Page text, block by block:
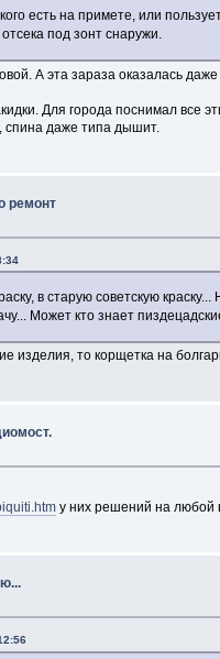
есть на примете, или
под зонт снаружи.
А эта зараза оказалась
Для города поснимал все
даже типа дышит.
ремонт
в старую советскую
Может кто знает
изделия, то корщетка на
у них решений на любой